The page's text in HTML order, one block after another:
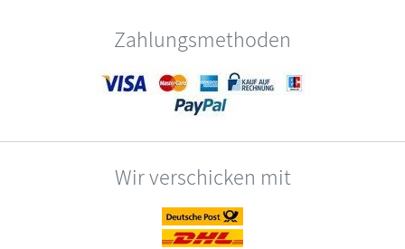
Zahlungsmethoden
Wir verschicken mit